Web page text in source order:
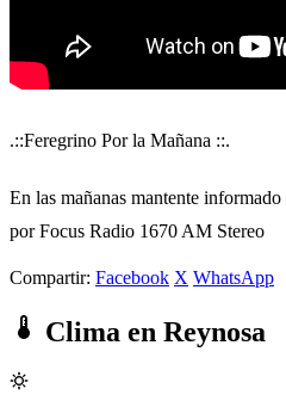
.::Feregrino Por la Mañana ::.
En las mañanas mantente
por Focus Radio 1670 AM Stereo
Compartir: Facebook X WhatsApp
Clima en Reynosa